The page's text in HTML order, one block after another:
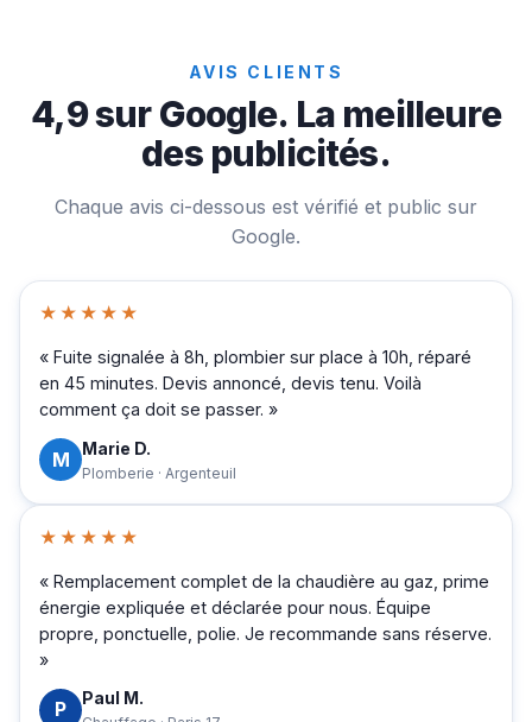
AVIS CLIENTS
4,9 sur Google. La meilleure
des publicités.
Chaque avis ci-dessous est vérifié et public sur
Google.
★★★★★
« Fuite signalée à 8h, plombier sur place à 10h, réparé
en 45 minutes. Devis annoncé, devis tenu. Voilà
comment ça doit se passer. »
M Marie D.
Plomberie · Argenteuil
★★★★★
« Remplacement complet de la chaudière au gaz, prime
énergie expliquée et déclarée pour nous. Équipe
propre, ponctuelle, polie. Je recommande sans réserve.
»
P Paul M.